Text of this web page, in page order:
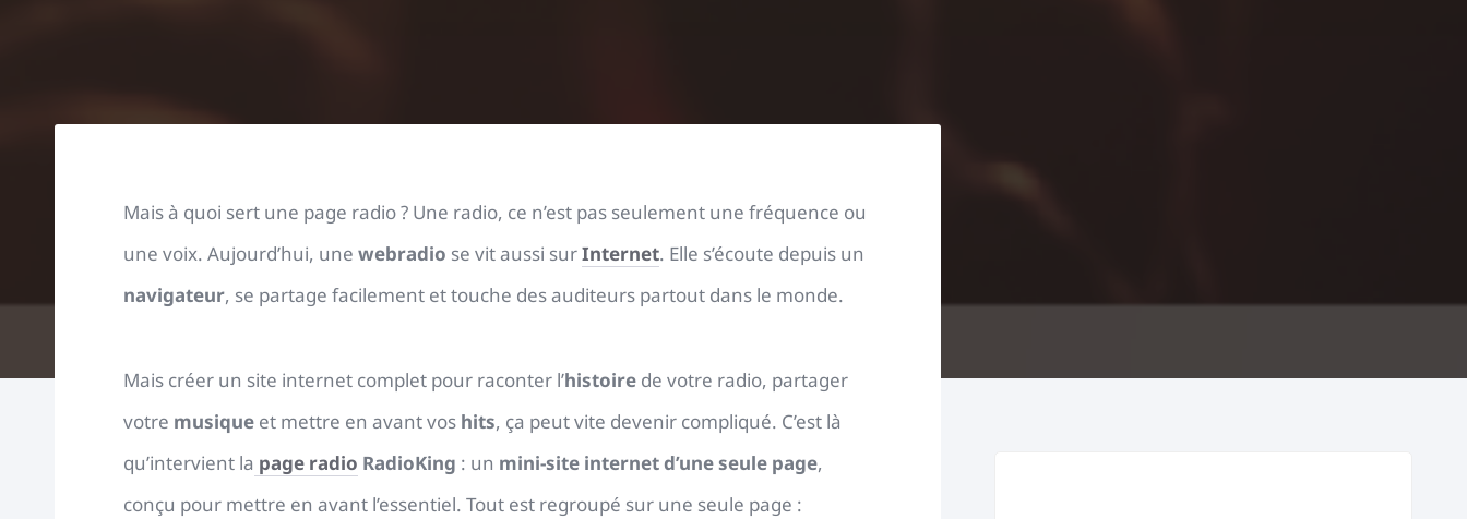
Mais à quoi sert une page radio ? Une radio, ce n’est pas seulement une fréquence ou
une voix. Aujourd’hui, une webradio se vit aussi surInternet. Elle s’écoute depuis un
navigateur, se partage facilement et touche des auditeurs partout dans le monde.
Mais créer un site internet complet pour raconter l’histoirede votre radio, partager
votre musiqueet mettre en avant vos hits, ça peut vite devenir compliqué. C’est là
qu’intervient la page radio RadioKing : un mini-site internet d’une seule page,
conçu pour mettre en avant l’essentiel. Tout est regroupé sur une seule page :